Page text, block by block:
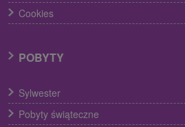
Cookies
POBYTY
Sylwester
Pobyty świąteczne